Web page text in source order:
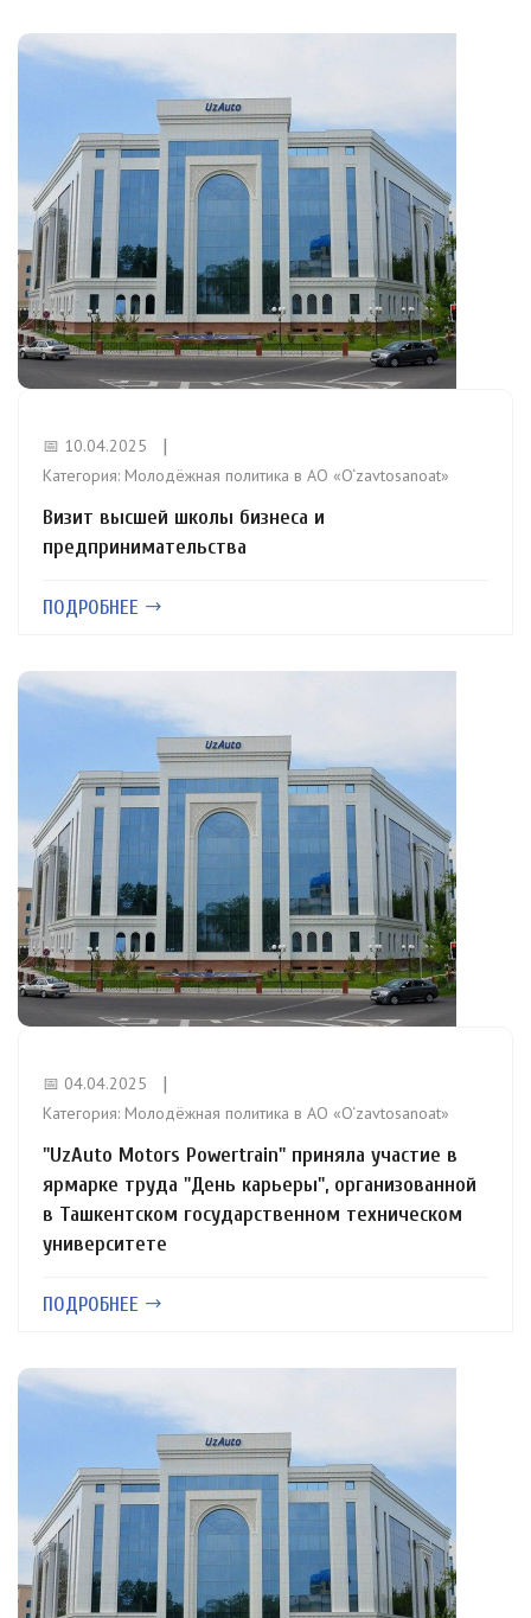
📅 10.04.2025
Категория: Молодёжная политика в АО «O‘zavtosanoat»
Визит высшей школы бизнеса и
предпринимательства
ПОДРОБНЕЕ
📅 04.04.2025
Категория: Молодёжная политика в АО «O‘zavtosanoat»
"UzAuto Motors Powertrain" приняла участие в
ярмарке труда "День карьеры", организованной
в Ташкентском государственном техническом
университете
ПОДРОБНЕЕ